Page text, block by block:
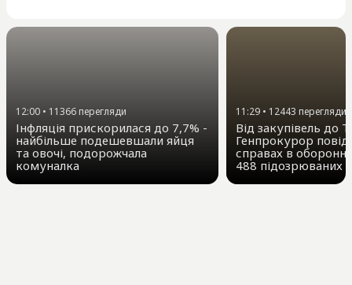
12:00 • 11366 перегляди
Інфляція прискорилася до 7,7% -
найбільше подешевшали яйця
та овочі, подорожчала
комуналка
11:29 • 12443 перегляди
Від закупівель до
Генпрокурор
справах в
488 підозрюваних